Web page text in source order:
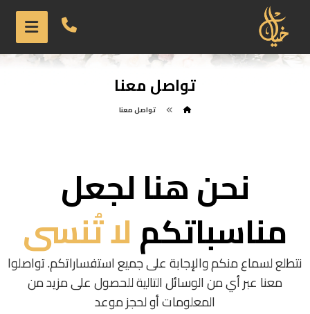
تواصل معنا
تواصل معنا
نحن هنا لجعل
مناسباتكملا تُنسى
نتطلع لسماع منكم والإجابة على جميع استفساراتكم. تواصلوا
معنا عبر أي من الوسائل التالية للحصول على مزيد من
المعلومات أو لحجز موعد